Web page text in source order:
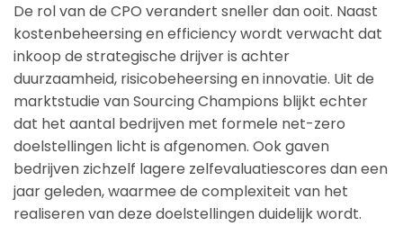
De rol van de CPO verandert sneller dan ooit. Naast
kostenbeheersing en efficiency wordt verwacht dat
inkoop de strategische drijver is achter
duurzaamheid, risicobeheersing en innovatie. Uit de
marktstudie van Sourcing Champions blijkt echter
dat het aantal bedrijven met formele net-zero
doelstellingen licht is afgenomen. Ook gaven
bedrijven zichzelf lagere zelfevaluatiescores dan een
jaar geleden, waarmee de complexiteit van het
realiseren van deze doelstellingen duidelijk wordt.